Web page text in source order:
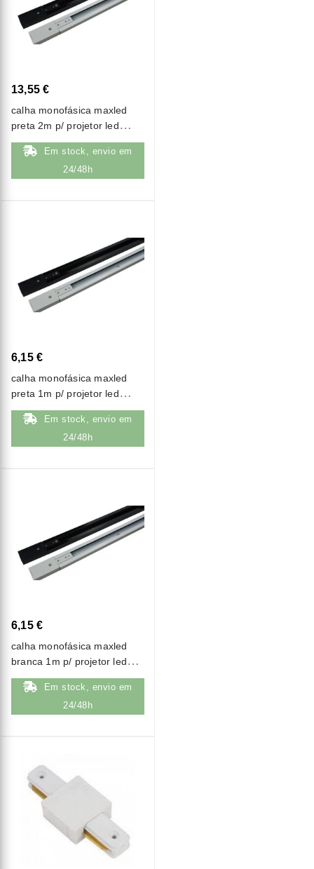
13,55 €
calha monofásica maxled
preta 2m p/ projetor led
(a1020)
Em stock, envio em
24/48h
6,15 €
calha monofásica maxled
preta 1m p/ projetor led
(a1018)
Em stock, envio em
24/48h
6,15 €
calha monofásica maxled
branca 1m p/ projetor led
(a1017)
Em stock, envio em
24/48h